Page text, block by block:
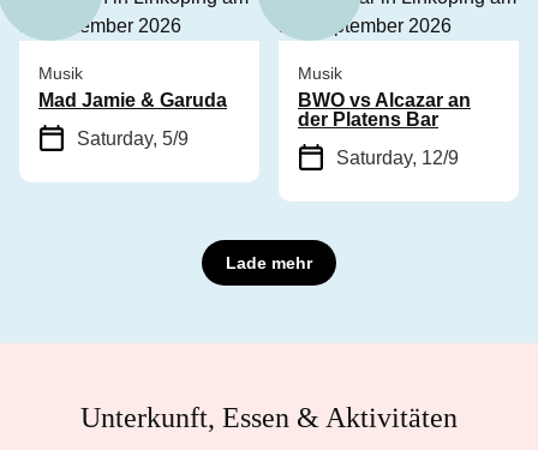
Musik
Mad Jamie & Garuda
Saturday, 5/9
Musik
BWO vs Alcazar an
der Platens Bar
Saturday, 12/9
Lade mehr
Unterkunft, Essen & Aktivitäten